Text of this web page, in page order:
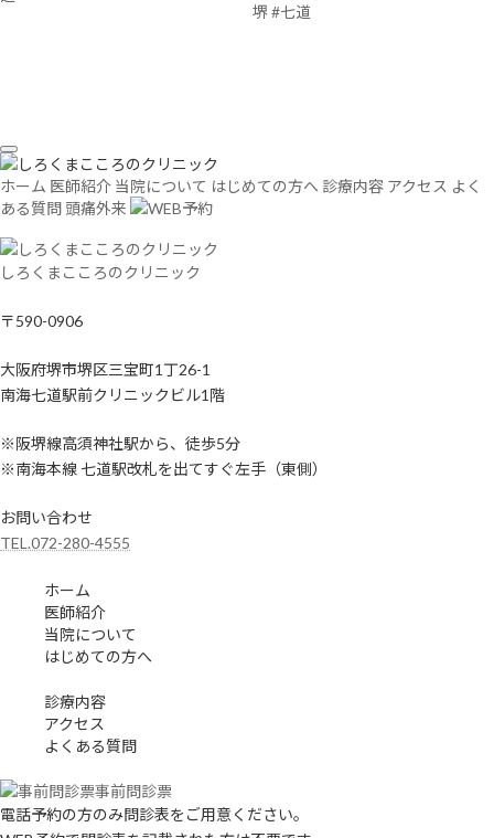
ホーム 医師紹介 当院について はじめての方へ 診療内容 アクセス よく
ある質問 頭痛外来
しろくまこころのクリニック
〒590-0906
大阪府堺市堺区三宝町1丁26-1
南海七道駅前クリニックビル1階
※阪堺線高須神社駅から、徒歩5分
※南海本線 七道駅改札を出てすぐ左手（東側）
お問い合わせ
TEL.072-280-4555
ホーム
医師紹介
当院について
はじめての方へ
診療内容
アクセス
よくある質問
事前問診票
電話予約の方のみ問診表をご用意ください。